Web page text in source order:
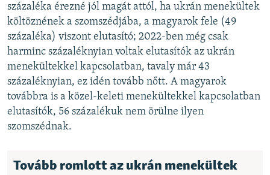
százaléka érezné jól magát attól, ha ukrán menekültek
költöznének a szomszédjába, a magyarok fele (49
százaléka) viszont elutasító; 2022-ben még csak
harminc százaléknyian voltak elutasítók az ukrán
menekültekkel kapcsolatban, tavaly már 43
százaléknyian, ez idén tovább nőtt. A magyarok
továbbra is a közel-keleti menekültekkel kapcsolatban
elutasítók, 56 százalékuk nem örülne ilyen
szomszédnak.